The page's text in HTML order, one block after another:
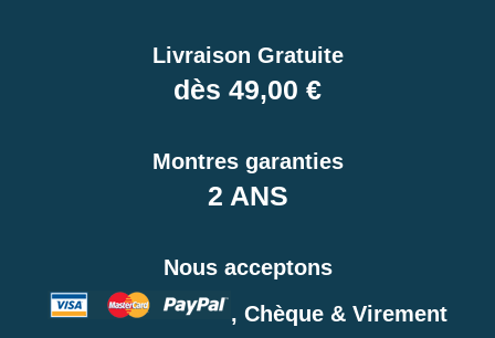
Livraison Gratuite
dès 49,00 €
Montres garanties
2 ANS
Nous acceptons
, Chèque & Virement